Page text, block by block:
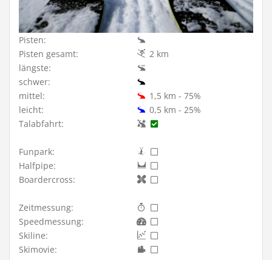
Pisten:
Pisten gesamt:
2 km
längste:
schwer:
mittel:
1,5 km - 75%
leicht:
0,5 km - 25%
Talabfahrt:
Funpark:
Halfpipe:
Boardercross:
Zeitmessung:
Speedmessung:
Skiline:
Skimovie: